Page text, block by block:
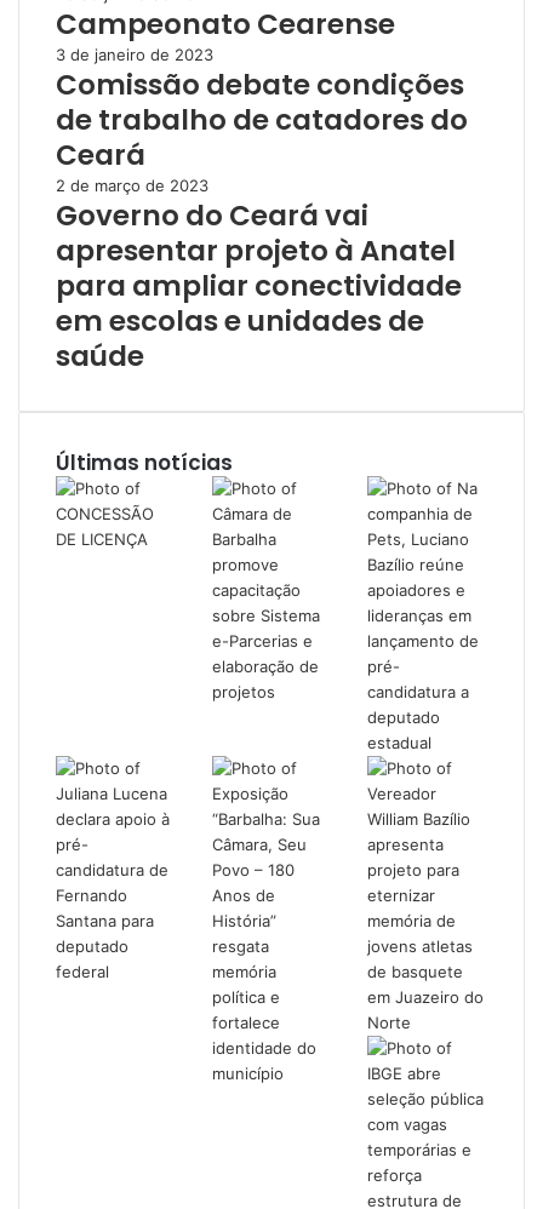
Campeonato Cearense
3 de janeiro de 2023
Comissão debate condições
de trabalho de catadores do
Ceará
2 de março de 2023
Governo do Ceará vai
apresentar projeto à Anatel
para ampliar conectividade
em escolas e unidades de
saúde
Últimas notícias